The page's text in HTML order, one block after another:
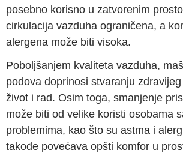
posebno korisno u zatvorenim
cirkulacija vazduha ograničena, a
alergena može biti visoka.
Poboljšanjem kvaliteta vazduha,
podova doprinosi stvaranju
život i rad. Osim toga, smanjenje
može biti od velike koristi osobama
problemima, kao što su astma i
takođe povećava opšti komfor u